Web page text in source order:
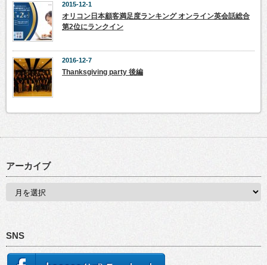
2015-12-1
オリコン日本顧客満足度ランキング オンライン英会話総合
第2位にランクイン
2016-12-7
Thanksgiving party 後編
アーカイブ
SNS